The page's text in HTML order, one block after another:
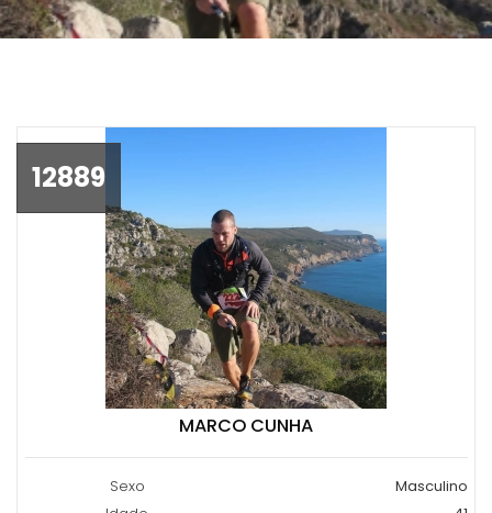
12889
MARCO CUNHA
Sexo
Masculino